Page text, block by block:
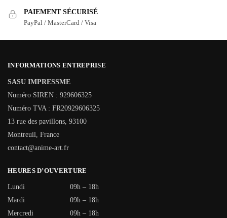
PAIEMENT SÉCURISÉ
PayPal / MasterCard / Visa
INFORMATIONS ENTREPRISE
SASU IMPRESSME
Numéro SIREN : 929606325
Numéro TVA : FR20929606325
13 rue des pavillons, 93100
Montreuil, France
contact@anime-art.fr
HEURES D’OUVERTURE
Lundi
09h – 18h
Mardi
09h – 18h
Mercredi
09h – 18h